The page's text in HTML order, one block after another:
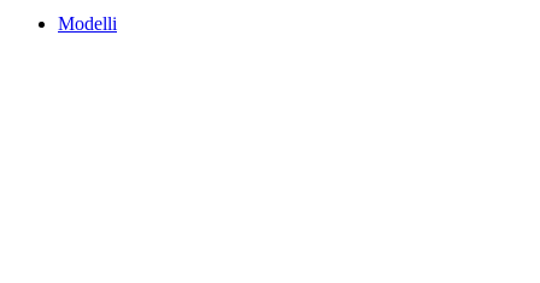
Modelli